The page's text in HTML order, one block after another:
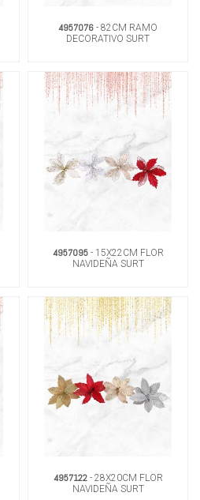
4957076 - 82CM RAMO
DECORATIVO SURT
4957095- 15X22CM FLOR
NAVIDEÑA SURT
4957122- 28X20CM FLOR
NAVIDEÑA SURT